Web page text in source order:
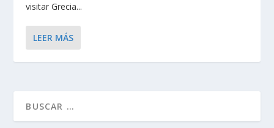
visitar Grecia...
LEER MÁS